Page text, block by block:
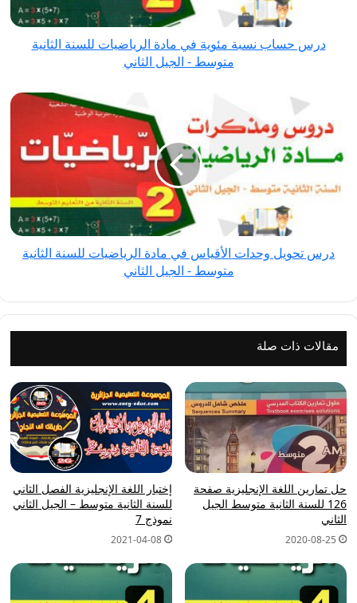
الثانية
الثاني
درس حساب نسبة مئوية في مادة الرياضيات للسنة الثانية
متوسط - الجيل الثاني
تحويل
وحدات
الأقياس
مادة
الثانية
الجيل
الثاني
درس تحويل وحدات الأقياس في مادة الرياضيات للسنة الثانية
متوسط - الجيل الثاني
مقالات ذات صلة
حل تمارين اللغة الإنجليزية صفحة
126 للسنة الثانية متوسط الجيل
الثاني
2020-08-25
إختبار اللغة الإنجليزية الفصل الثاني
للسنة الثانية متوسط – الجيل الثاني
نموذج 7
2021-04-08